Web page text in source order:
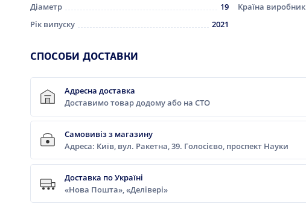
Діаметр
19 Країна виробник
Рік випуску
2021
СПОСОБИ ДОСТАВКИ
Адресна доставка
Доставимо товар додому або на СТО
Самовивіз з магазину
Адреса: Київ, вул. Ракетна, 39. Голосієво, проспект Науки
Доставка по Україні
«Нова Пошта», «Делівері»